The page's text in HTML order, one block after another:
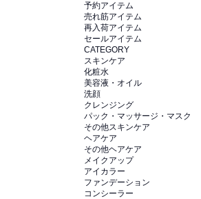
予約アイテム
売れ筋アイテム
再入荷アイテム
セールアイテム
CATEGORY
スキンケア
化粧水
美容液・オイル
洗顔
クレンジング
パック・マッサージ・マスク
その他スキンケア
ヘアケア
その他ヘアケア
メイクアップ
アイカラー
ファンデーション
コンシーラー